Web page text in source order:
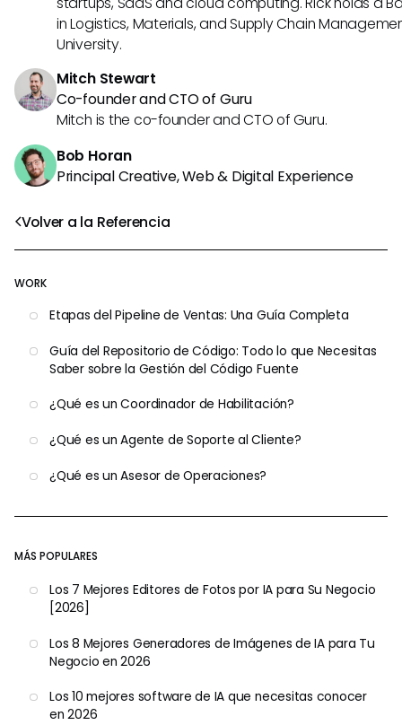
Volver a la Referencia
WORK
Etapas del Pipeline de Ventas: Una Guía Completa
Guía del Repositorio de Código: Todo lo que Necesitas
Saber sobre la Gestión del Código Fuente
¿Qué es un Coordinador de Habilitación?
¿Qué es un Agente de Soporte al Cliente?
¿Qué es un Asesor de Operaciones?
MÁS POPULARES
Los 7 Mejores Editores de Fotos por IA para Su Negocio
[2026]
Los 8 Mejores Generadores de Imágenes de IA para Tu
Negocio en 2026
Los 10 mejores software de IA que necesitas conocer
en 2026
in Logistics, Materials, and Supply Chain
University.
Mitch Stewart
Co-founder and CTO of Guru
Mitch is the co-founder and CTO of Guru.
Bob Horan
Principal Creative, Web & Digital Experience